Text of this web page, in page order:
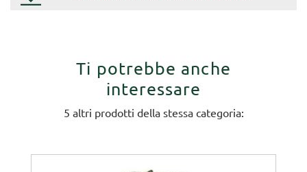
Ti potrebbe anche
interessare
5 altri prodotti della stessa categoria: